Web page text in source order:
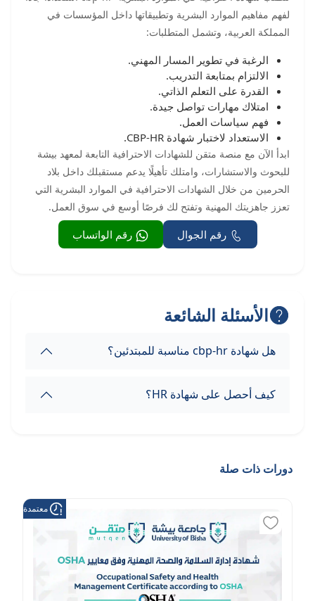
لفهم مفاهيم الموارد البشرية وتطبيقاتها داخل المؤسسات في
المملكة العربية، وتشمل المتطلبات:
الرغبة في تطوير المسار المهني.
الالتزام بمتابعة التدريب.
القدرة على التعلم الذاتي.
امتلاك مهارات تواصل جيدة.
فهم سياسات العمل.
الاستعداد لاختبار شهادة CBP-HR.
ابدأ الآن مع منصة متقن للشهادات الاحترافية التابعة لمعهد بيشة
للبحوث والاستشارات، وامتلك تأهيلًا يدعم مستقبلك داخل بلاد
الحرمين من خلال الشهادات الاحترافية في الموارد البشرية التي
تعزز جاهزيتك المهنية وتفتح لك فرصًا أوسع في سوق العمل.
رقم الجوال رقم الواتساب
الأسئلة الشائعة
هل شهادة cbp-hr مناسبة للمبتدئين؟
كيف أحصل على شهادة HR؟
دورات ذات صلة
معتمدة من